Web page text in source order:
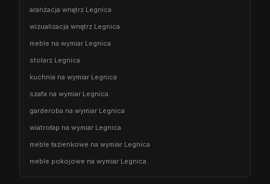
aranżacja wnętrz Legnica
wizualizacja wnętrz Legnica
meble na wymiar Legnica
stolarz Legnica
kuchnia na wymiar Legnica
szafa na wymiar Legnica
garderoba na wymiar Legnica
wiatrołap na wymiar Legnica
meble łazienkowe na wymiar Legnica
meble pokojowe na wymiar Legnica